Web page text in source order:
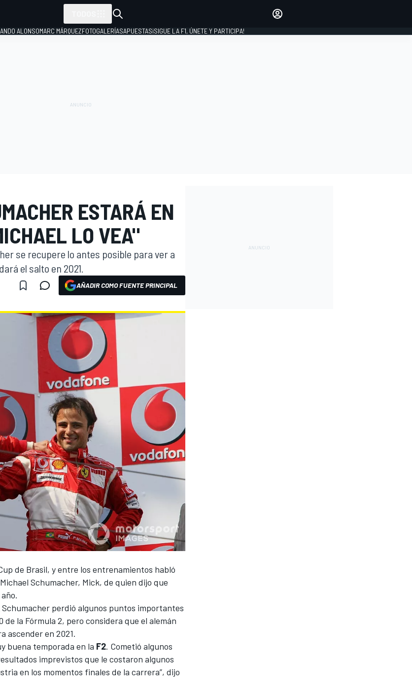
ALONSOMARC MÁRQUEZFOTOGALERÍASAPUESTAS¡SIGUE LA F1, ÚNETE Y PARTICIPA!
ESTARÁ EN
LO VEA"
se recupere lo antes posible para ver a
el salto en 2021.
AÑADIR COMO FUENTE PRINCIPAL
de Brasil, y entre los entrenamientos habló
Michael Schumacher, Mick, de quien dijo que
Schumacher perdió algunos puntos importantes
de la Fórmula 2, pero considera que el alemán
ascender en 2021.
buena temporada en la F2. Cometió algunos
imprevistos que le costaron algunos
en los momentos finales de la carrera”, dijo